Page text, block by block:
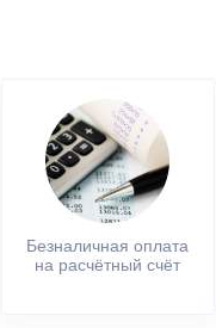
Безналичная оплата
на расчётный счёт